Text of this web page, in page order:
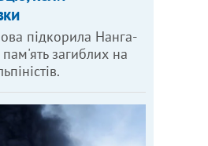
підкорила Нанга-
загиблих на